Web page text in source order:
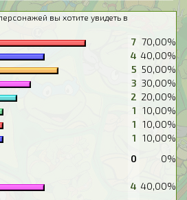
вы хотите увидеть в
7 70,00%
4 40,00%
5 50,00%
3 30,00%
2 20,00%
1 10,00%
1 10,00%
1 10,00%
0
0%
4 40,00%